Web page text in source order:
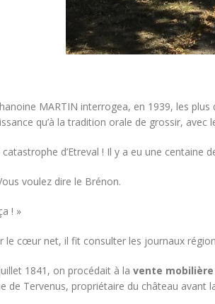
MARTIN interrogea, en 1939, les
qu’à la tradition orale de grossir,
catastrophe d’Etreval ! Il y a eu une centaine
voulez dire le Brénon.
! »
le cœur net, il fit consulter les journaux
1841, on procédait à la vente mobilière
de Tervenus, propriétaire du château avant